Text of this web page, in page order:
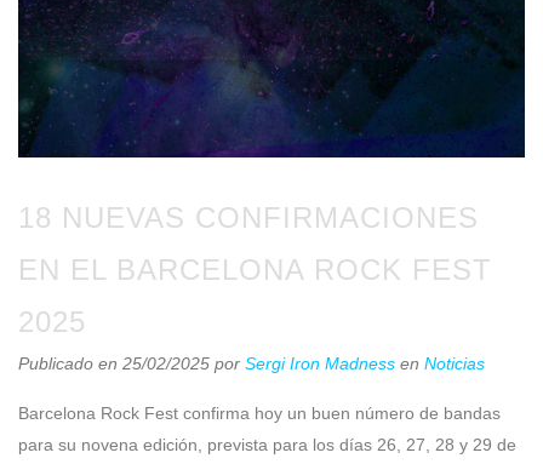
18 NUEVAS CONFIRMACIONES
EN EL BARCELONA ROCK FEST
2025
Publicado en 25/02/2025 por Sergi Iron Madness en Noticias
Barcelona Rock Fest confirma hoy un buen número de bandas
para su novena edición, prevista para los días 26, 27, 28 y 29 de